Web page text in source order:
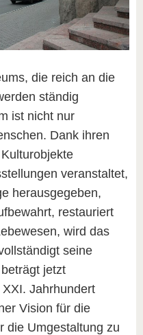
die reich an die
ständig
ist nicht nur
Dank ihren
veranstaltet,
herausgegeben,
restauriert
wird das
seine
jetzt
Jahrhundert
Vision für die
die Umgestaltung zu